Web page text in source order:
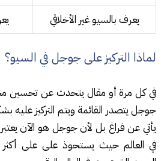
يعرف بالسيو غير الأخلاقي
لماذا التركيز على جوجل في السيو؟
في كل مرة أو مقال يتحدث عن تحسين
جوجل يتصدر القائمة ويتم التركيز عليه
يأتي عن فراغ بل لأن جوجل هو الآن